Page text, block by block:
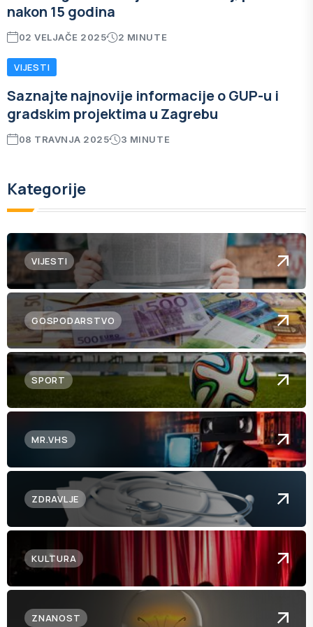
nakon 15 godina
02 VELJAČE 2025 2 MINUTE
VIJESTI
Saznajte najnovije informacije o GUP-u i
gradskim projektima u Zagrebu
08 TRAVNJA 2025 3 MINUTE
Kategorije
VIJESTI
GOSPODARSTVO
SPORT
MR.VHS
ZDRAVLJE
KULTURA
ZNANOST